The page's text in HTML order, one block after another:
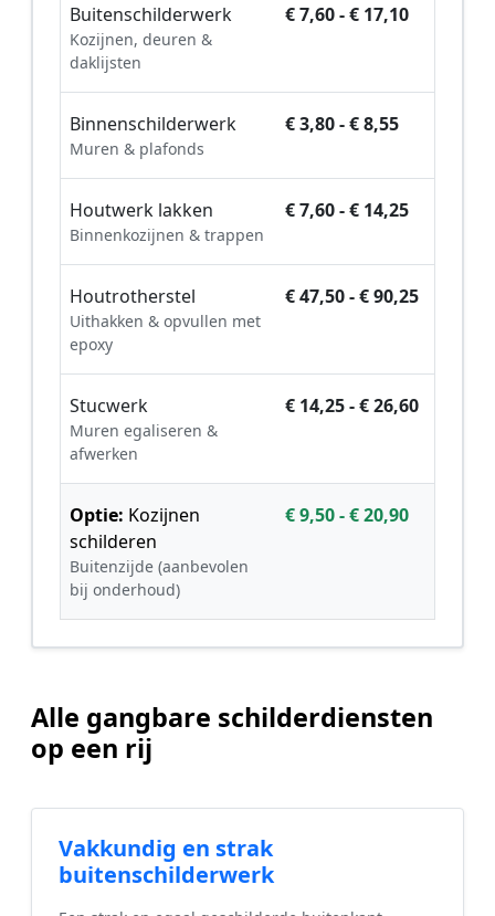
Buitenschilderwerk
Kozijnen, deuren &
daklijsten
€ 7,60 - € 17,10
Binnenschilderwerk
Muren & plafonds
€ 3,80 - € 8,55
Houtwerk lakken
Binnenkozijnen & trappen
€ 7,60 - € 14,25
Houtrotherstel
Uithakken & opvullen met
epoxy
€ 47,50 - € 90,25
Stucwerk
Muren egaliseren &
afwerken
€ 14,25 - € 26,60
Optie: Kozijnen
schilderen
Buitenzijde (aanbevolen
bij onderhoud)
€ 9,50 - € 20,90
Alle gangbare schilderdiensten
op een rij
Vakkundig en strak
buitenschilderwerk